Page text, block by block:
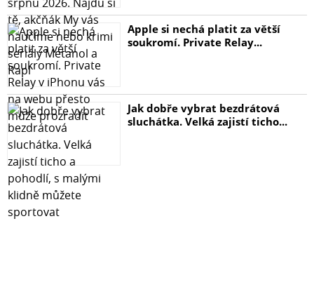
Apple si nechá platit za větší
soukromí. Private Relay...
Jak dobře vybrat bezdrátová
sluchátka. Velká zajistí ticho...